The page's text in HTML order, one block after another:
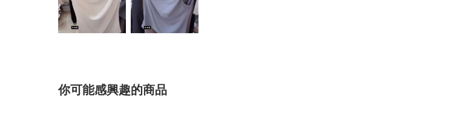
你可能感興趣的商品